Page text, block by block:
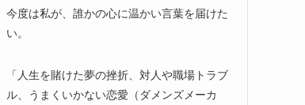
今度は私が、誰かの心に温かい言葉を届けた
い。
「人生を賭けた夢の挫折、対人や職場トラブ
ル、うまくいかない恋愛（ダメンズメーカ